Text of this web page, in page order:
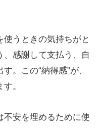
うときの気持ちがと
、感謝して支払う、自
。この“納得感”が、
。
不安を埋めるために使